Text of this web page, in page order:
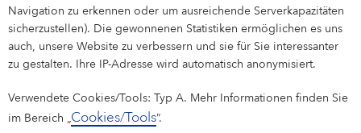
Navigation zu erkennen oder um ausreichende Serverkapazitäten
sicherzustellen). Die gewonnenen Statistiken ermöglichen es uns
auch, unsere Website zu verbessern und sie für Sie interessanter
zu gestalten. Ihre IP-Adresse wird automatisch anonymisiert.
Verwendete Cookies/Tools: Typ A. Mehr Informationen finden Sie
im Bereich „Cookies/Tools”.